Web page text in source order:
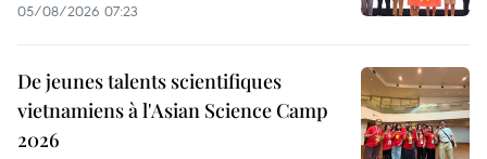
05/08/2026 07:23
De jeunes talents scientifiques
vietnamiens à l'Asian Science Camp
2026